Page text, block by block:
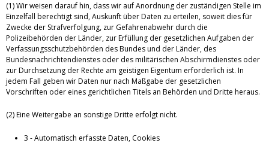
(1) Wir weisen darauf hin, dass wir auf Anordnung der zuständigen Stelle im
Einzelfall berechtigt sind, Auskunft über Daten zu erteilen, soweit dies für
Zwecke der Strafverfolgung, zur Gefahrenabwehr durch die
Polizeibehörden der Länder, zur Erfüllung der gesetzlichen Aufgaben der
Verfassungsschutzbehörden des Bundes und der Länder, des
Bundesnachrichtendienstes oder des militärischen Abschirmdienstes oder
zur Durchsetzung der Rechte am geistigen Eigentum erforderlich ist. In
jedem Fall geben wir Daten nur nach Maßgabe der gesetzlichen
Vorschriften oder eines gerichtlichen Titels an Behörden und Dritte heraus.
(2) Eine Weitergabe an sonstige Dritte erfolgt nicht.
3 - Automatisch erfasste Daten, Cookies